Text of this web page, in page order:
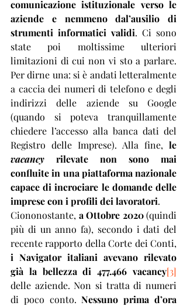
comunicazione istituzionale verso le
aziende e nemmeno dal’ausilio di
strumenti informatici validi. Ci sono
state poi moltissime ulteriori
limitazioni di cui non vi sto a parlare.
Per dirne una: si è andati letteralmente
a caccia dei numeri di telefono e degli
indirizzi delle aziende su Google
(quando si poteva tranquillamente
chiedere l’accesso alla banca dati del
Registro delle Imprese). Alla fine, le
vacancy rilevate non sono mai
confluite in una piattaforma nazionale
capace di incrociare le domande delle
imprese con i profili dei lavoratori.
Ciononostante, a Ottobre 2020 (quindi
più di un anno fa), secondo i dati del
i Navigator italiani avevano rilevato
già la bellezza di 477.466 vacancy[3]
delle aziende. Non si tratta di numeri
di poco conto. Nessuno prima d’ora